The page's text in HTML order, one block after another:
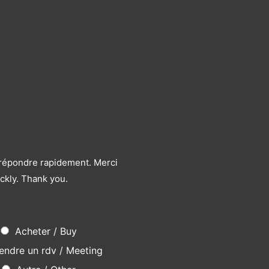
rapidement. Merci
Thank you.
Acheter / Buy
un rdv / Meeting